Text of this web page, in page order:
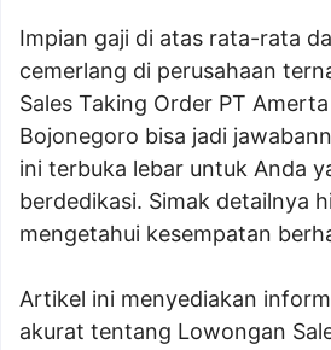
Impian gaji di atas rata-rata
cemerlang di perusahaan
Sales Taking Order PT
Bojonegoro bisa jadi
ini terbuka lebar untuk Anda
berdedikasi. Simak detailnya
mengetahui kesempatan
Artikel ini menyediakan
akurat tentang Lowongan